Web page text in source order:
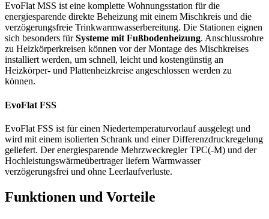
EvoFlat MSS ist eine komplette Wohnungsstation für die
energiesparende direkte Beheizung mit einem Mischkreis und die
verzögerungsfreie Trinkwarmwasserbereitung. Die Stationen eignen
sich besonders fürSysteme mit Fußbodenheizung. Anschlussrohre
zu Heizkörperkreisen können vor der Montage des Mischkreises
installiert werden, um schnell, leicht und kostengünstig an
Heizkörper- und Plattenheizkreise angeschlossen werden zu
können.
EvoFlat FSS
EvoFlat FSS ist für einen Niedertemperaturvorlauf ausgelegt und
wird mit einem isolierten Schrank und einer Differenzdruckregelung
geliefert. Der energiesparende Mehrzweckregler TPC(-M) und der
Hochleistungswärmeübertrager liefern Warmwasser
verzögerungsfrei und ohne Leerlaufverluste.
Funktionen und Vorteile